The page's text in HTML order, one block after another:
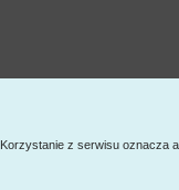
Korzystanie z serwisu oznacza